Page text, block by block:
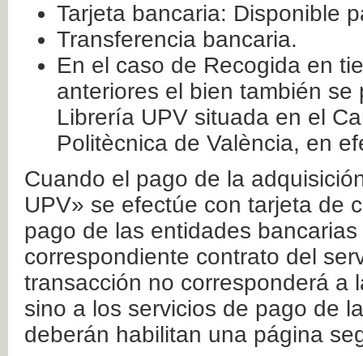
Tarjeta bancaria: Disponible
Transferencia bancaria.
En el caso de Recogida en
anteriores el bien también
Librería UPV situada en el
Politècnica de València, en
Cuando el pago de la
UPV» se efectúe con tarjeta de
pago de las entidades
correspondiente contrato del
transacción no corresponderá a
sino a los servicios de pago de
deberán habilitan una página